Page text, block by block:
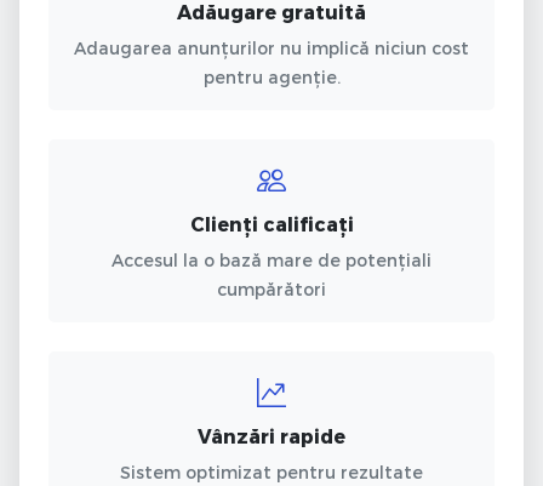
Adăugare gratuită
Adaugarea anunțurilor nu implică niciun cost
pentru agenție.
Clienți calificați
Accesul la o bază mare de potențiali
cumpărători
Vânzări rapide
Sistem optimizat pentru rezultate